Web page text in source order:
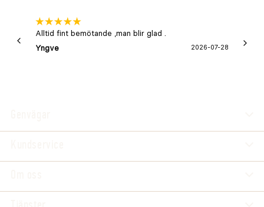
Alltid fint bemötande ,man blir glad .
Yngve
2026-07-28